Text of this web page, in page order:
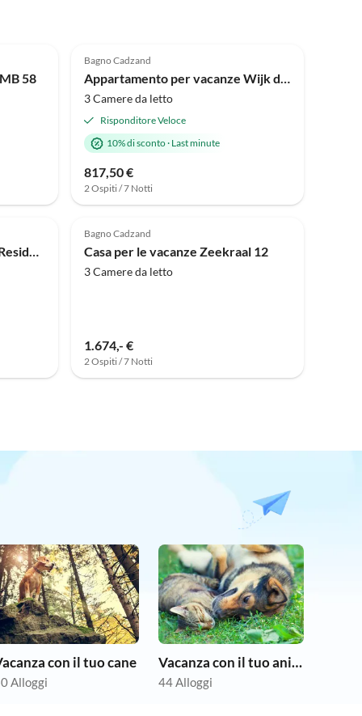
58
Bagno Cadzand
Appartamento per vacanze Wijk de Brabander 97
3 Camere da letto
Risponditore Veloce
10% di sconto· Last minute
817,50 €
2 Ospiti / 7 Notti
Appartamento per vacanze Residence Deurlo 53-08
Bagno Cadzand
Casa per le vacanze Zeekraal 12
3 Camere da letto
1.674,- €
2 Ospiti / 7 Notti
con il tuo cane
Alloggi
Vacanza con il tuo animale domestico
44 Alloggi